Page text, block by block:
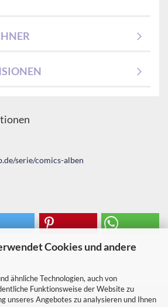
Cookies und andere
ähnliche Technologien, auch von
Funktionsweise der Website zu
unseres Angebotes zu analysieren und Ihnen
serie/comics-alben
Versand- & Zahlungsbedingungen